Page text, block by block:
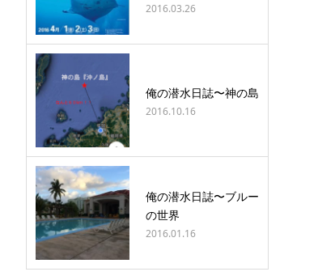
2016.03.26
俺の潜水日誌〜神の島
2016.10.16
俺の潜水日誌〜ブルー
の世界
2016.01.16